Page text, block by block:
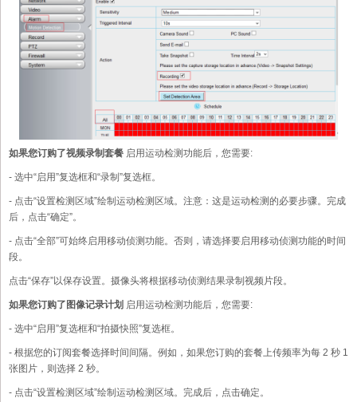
如果您订购了视频录制套餐 启用运动检测功能后，您需要:
- 选中“启用”复选框和“录制”复选框。
- 点击“设置检测区域”绘制运动检测区域。注意：这是运动检测的必要步骤。完成
后，点击“确定”。
- 点击“全部”可始终启用移动侦测功能。否则，请选择要启用移动侦测功能的时间
段。
点击“保存”以保存设置。摄像头将根据移动侦测结果录制视频片段。
如果您订购了图像记录计划 启用运动检测功能后，您需要:
- 选中“启用”复选框和“拍摄快照”复选框。
- 根据您的订阅套餐选择时间间隔。例如，如果您订购的套餐上传频率为每 2 秒 1
张图片，则选择 2 秒。
- 点击“设置检测区域”绘制运动检测区域。完成后，点击确定。